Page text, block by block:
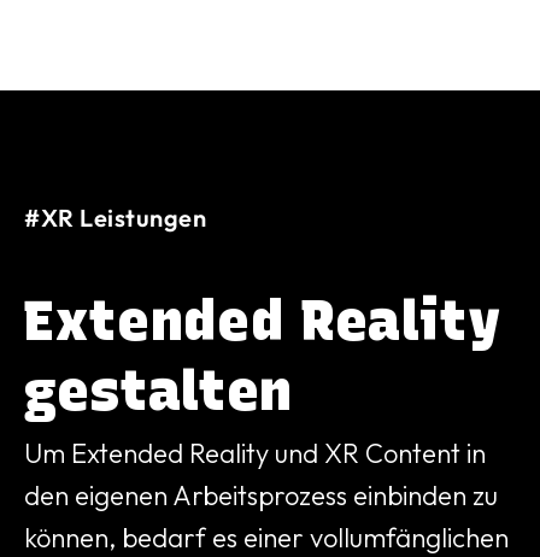
#XR Leistungen
Extended Reality
gestalten
Um Extended Reality und XR Content in
den eigenen Arbeitsprozess einbinden zu
können, bedarf es einer vollumfänglichen